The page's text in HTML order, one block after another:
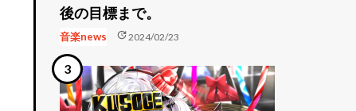
後の目標まで。
音楽news update2024/02/23